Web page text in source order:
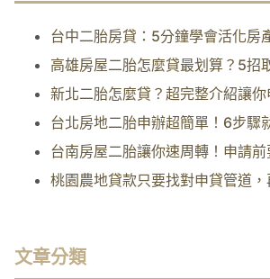
台中二胎房貸：5分鐘學會活化房
高雄房屋二胎怎麼貸最划算？5招
新北二胎怎麼貸？超完整介紹讓
台北房地二胎申辦超簡單！6步驟
台南房屋二胎讓你速周轉！申請
桃園農地貸款只要找對申貸管道，
文章分類